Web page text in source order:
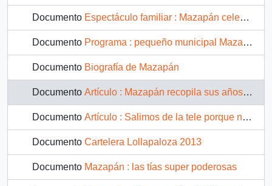
Documento Espectáculo familiar : Mazapán celebra sus 30 años
Documento Programa : pequeño municipal Mazapán, celebrando 30 años de clásicos infantiles chilenos
Documento Biografía de Mazapán
Documento Artículo : Mazapán recopila sus años de tele
Documento Artículo : Salimos de la tele porque no quisimos cantar en los jardines de Lucía Hiriart
Documento Cartelera Lollapaloza 2013
Documento Mazapán : las tías super poderosas